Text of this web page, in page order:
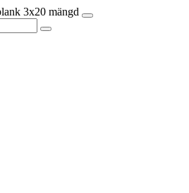
3x20 mängd